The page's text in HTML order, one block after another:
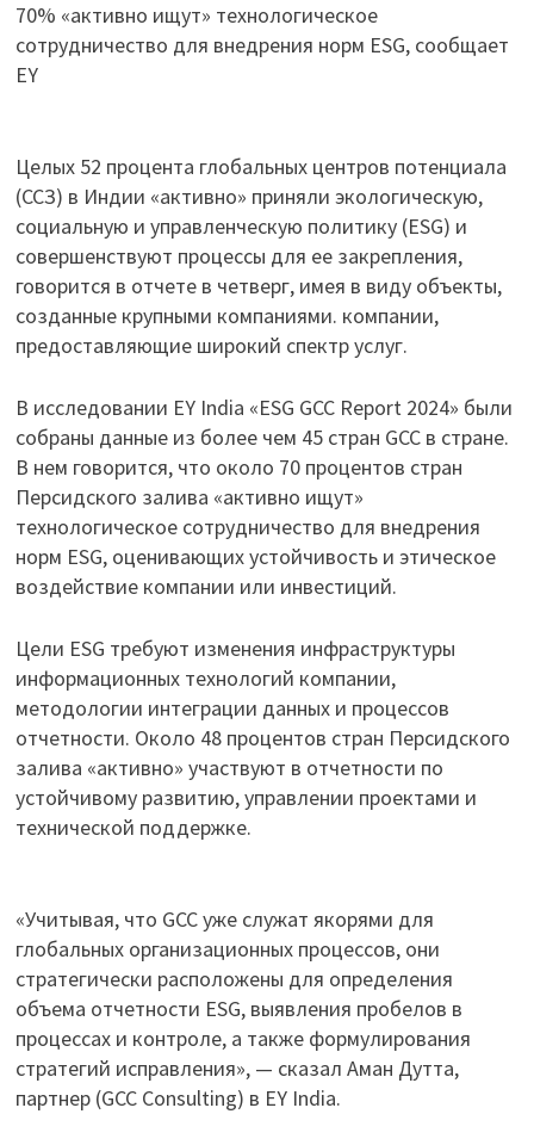
70% «активно ищут» технологическое
сотрудничество для внедрения норм ESG, сообщает
EY
Целых 52 процента глобальных центров потенциала
(ССЗ) в Индии «активно» приняли экологическую,
социальную и управленческую политику (ESG) и
совершенствуют процессы для ее закрепления,
говорится в отчете в четверг, имея в виду объекты,
созданные крупными компаниями. компании,
предоставляющие широкий спектр услуг.
В исследовании EY India «ESG GCC Report 2024» были
собраны данные из более чем 45 стран GCC в стране.
В нем говорится, что около 70 процентов стран
Персидского залива «активно ищут»
технологическое сотрудничество для внедрения
норм ESG, оценивающих устойчивость и этическое
воздействие компании или инвестиций.
Цели ESG требуют изменения инфраструктуры
информационных технологий компании,
методологии интеграции данных и процессов
отчетности. Около 48 процентов стран Персидского
залива «активно» участвуют в отчетности по
устойчивому развитию, управлении проектами и
технической поддержке.
«Учитывая, что GCC уже служат якорями для
глобальных организационных процессов, они
стратегически расположены для определения
объема отчетности ESG, выявления пробелов в
процессах и контроле, а также формулирования
стратегий исправления», — сказал Аман Дутта,
партнер (GCC Consulting) в EY India.